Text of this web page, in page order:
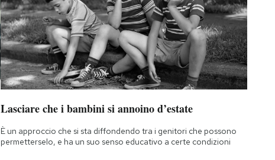
Lasciare che i bambini si annoino d’estate
È un approccio che si sta diffondendo tra i genitori che possono
permetterselo, e ha un suo senso educativo a certe condizioni